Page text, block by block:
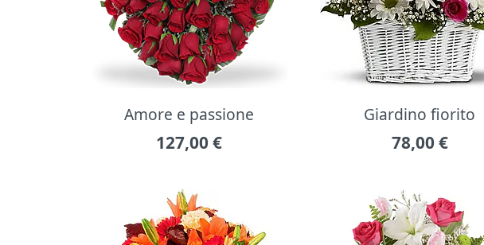
Amore e passione
127,00 €
Giardino fiorito
78,00 €